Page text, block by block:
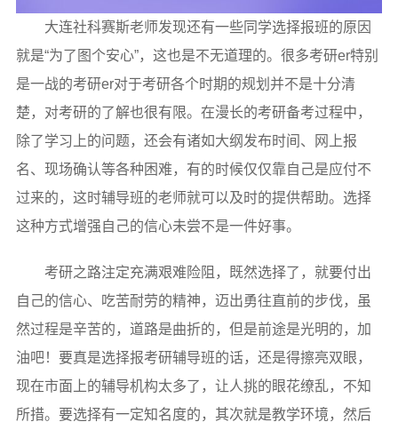
大连社科赛斯老师发现还有一些同学选择报班的原因
就是“为了图个安心”，这也是不无道理的。很多考研er特别
是一战的考研er对于考研各个时期的规划并不是十分清
楚，对考研的了解也很有限。在漫长的考研备考过程中，
除了学习上的问题，还会有诸如大纲发布时间、网上报
名、现场确认等各种困难，有的时候仅仅靠自己是应付不
过来的，这时辅导班的老师就可以及时的提供帮助。选择
这种方式增强自己的信心未尝不是一件好事。
考研之路注定充满艰难险阻，既然选择了，就要付出
自己的信心、吃苦耐劳的精神，迈出勇往直前的步伐，虽
然过程是辛苦的，道路是曲折的，但是前途是光明的，加
油吧！要真是选择报考研辅导班的话，还是得擦亮双眼，
现在市面上的辅导机构太多了，让人挑的眼花缭乱，不知
所措。要选择有一定知名度的，其次就是教学环境，然后